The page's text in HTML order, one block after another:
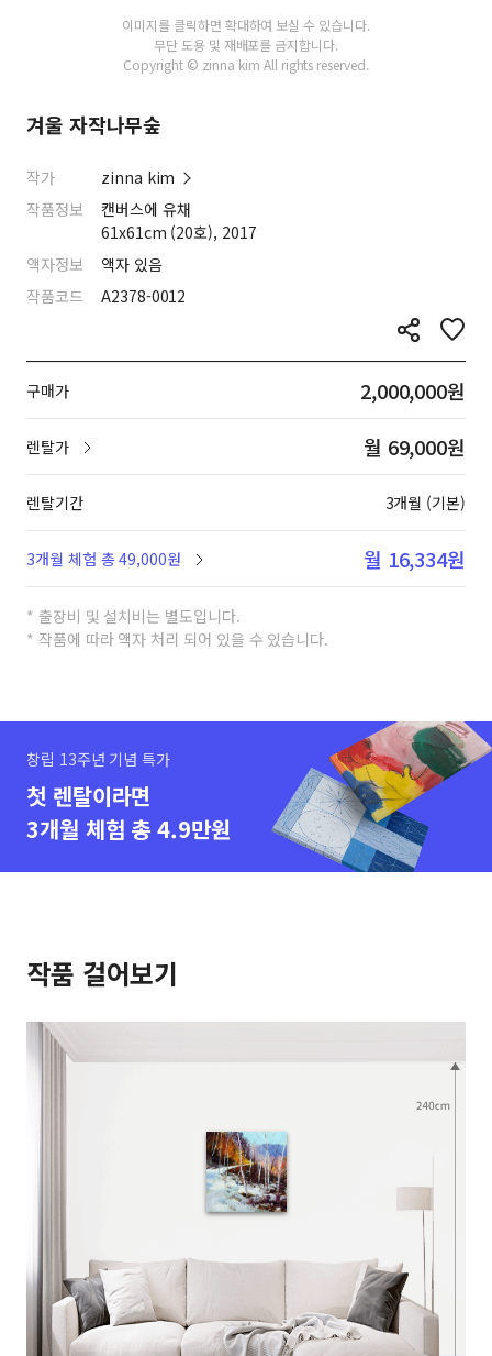
이미지를 클릭하면 확대하여 보실 수 있습니다.
무단 도용 및 재배포를 금지합니다.
Copyright © zinna kim All rights reserved.
겨울 자작나무숲
작가
zinna kim
작품정보
캔버스에 유채
61x61cm (20호), 2017
액자정보
액자 있음
작품코드
A2378-0012
구매가 2,000,000원
렌탈가 월 69,000원
렌탈기간 3개월 (기본)
3개월 체험 총 49,000원 월 16,334원
* 출장비 및 설치비는 별도입니다.
* 작품에 따라 액자 처리 되어 있을 수 있습니다.
창립 13주년 기념 특가
첫 렌탈이라면
3개월 체험 총 4.9만원
작품 걸어보기